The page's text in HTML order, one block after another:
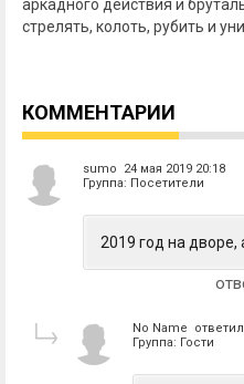
аркадного действия и
стрелять, колоть, рубить и
КОММЕНТАРИИ
sumo 24 мая 2019 20:18
Группа: Посетители
2019 год на дворе,
No Name
Группа: Гости